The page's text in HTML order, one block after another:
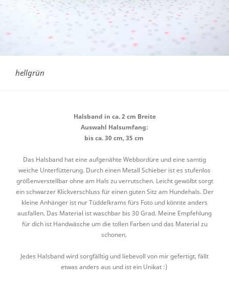
hellgrün
Halsband in ca. 2 cm Breite
Auswahl Halsumfang:
bis ca. 30 cm, 35 cm
Das Halsband hat eine aufgenähte Webbordüre und eine samtig
weiche Unterfütterung. Durch einen Metall Schieber ist es stufenlos
größenverstellbar ohne am Hals zu verrutschen. Leicht gewölbt sorgt
ein schwarzer Klickverschluss für einen guten Sitz am Hundehals. Der
kleine Anhänger ist nur Tüddelkrams fürs Foto und könnte anders
ausfallen. Das Material ist waschbar bis 30 Grad. Meine Empfehlung
für dich ist Handwäsche um die tollen Farben und das Material zu
schonen.
Jedes Halsband wird sorgfälltig und liebevoll von mir gefertigt, fällt
etwas anders aus und ist ein Unikat :)